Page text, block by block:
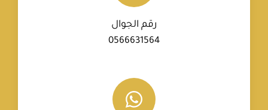
رقم الجوال
0566631564